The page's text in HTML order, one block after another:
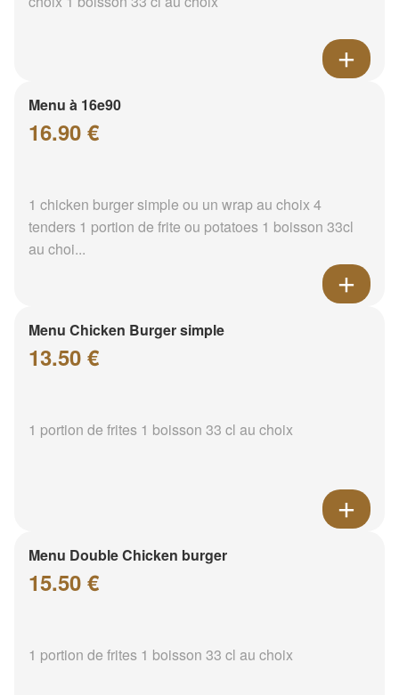
Menu à 16e90
16.90 €
1 chicken burger simple ou un wrap au choix 4
tenders 1 portion de frite ou potatoes 1 boisson 33cl
au choi...
Menu Chicken Burger simple
13.50 €
1 portion de frites 1 boisson 33 cl au choix
Menu Double Chicken burger
15.50 €
1 portion de frites 1 boisson 33 cl au choix